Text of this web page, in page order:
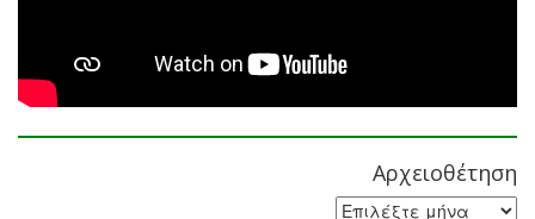
Αρχειοθέτηση
Αρχειοθέτηση